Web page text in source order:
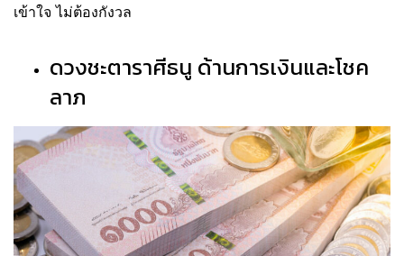
เข้าใจ ไม่ต้องกังวล
ดวงชะตาราศีธนู ด้านการเงินและโชค
ลาภ